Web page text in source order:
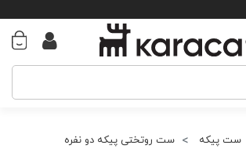
ست پیکه
ست روتختی پیکه دو نفره